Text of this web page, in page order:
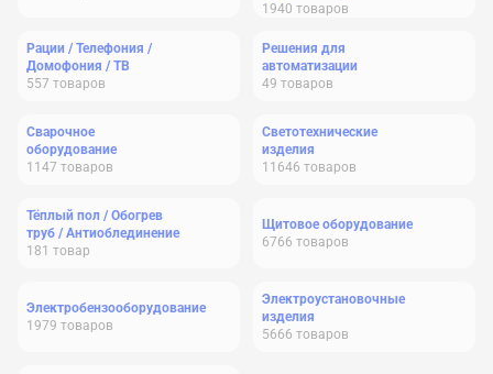
1940 товаров
Рации / Телефония /
Домофония / ТВ
557 товаров
Решения для
автоматизации
49 товаров
Сварочное
оборудование
1147 товаров
Светотехнические
изделия
11646 товаров
Тёплый пол / Обогрев
труб / Антиоблединение
181 товар
Щитовое оборудование
6766 товаров
Электробензооборудование
1979 товаров
Электроустановочные
изделия
5666 товаров